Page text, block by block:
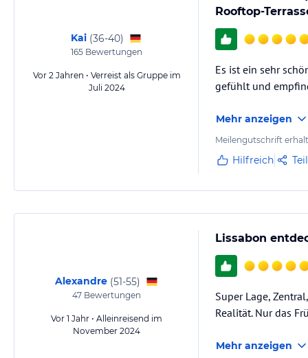
Kai (36-40)
165 Bewertungen
Vor 2 Jahren • Verreist als Gruppe im
Juli 2024
Rooftop-
Es ist ein sehr
gefühlt und
Mehr anzeigen
Meilengutschrift
Hilfreich
Alexandre (51-55)
47 Bewertungen
Vor 1 Jahr • Alleinreisend im
November 2024
Lissabon
Super Lage,
Realität. Nur das
Mehr anzeigen